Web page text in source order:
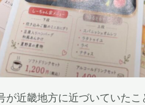
が近畿地方に近づいていた